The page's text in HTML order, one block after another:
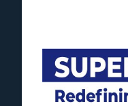
e
b
o
s
A
p